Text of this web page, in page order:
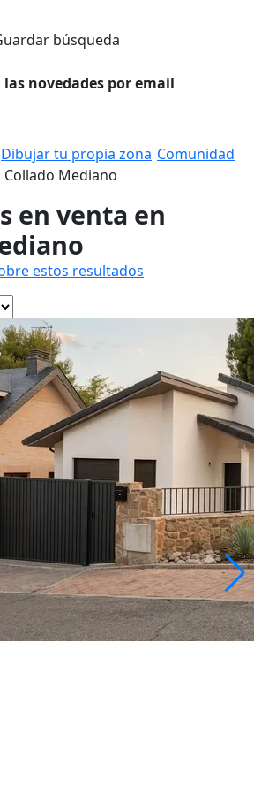
búsqueda
novedades por email
Dibujar tu propia zona Comunidad
Collado Mediano
en venta en
estos resultados